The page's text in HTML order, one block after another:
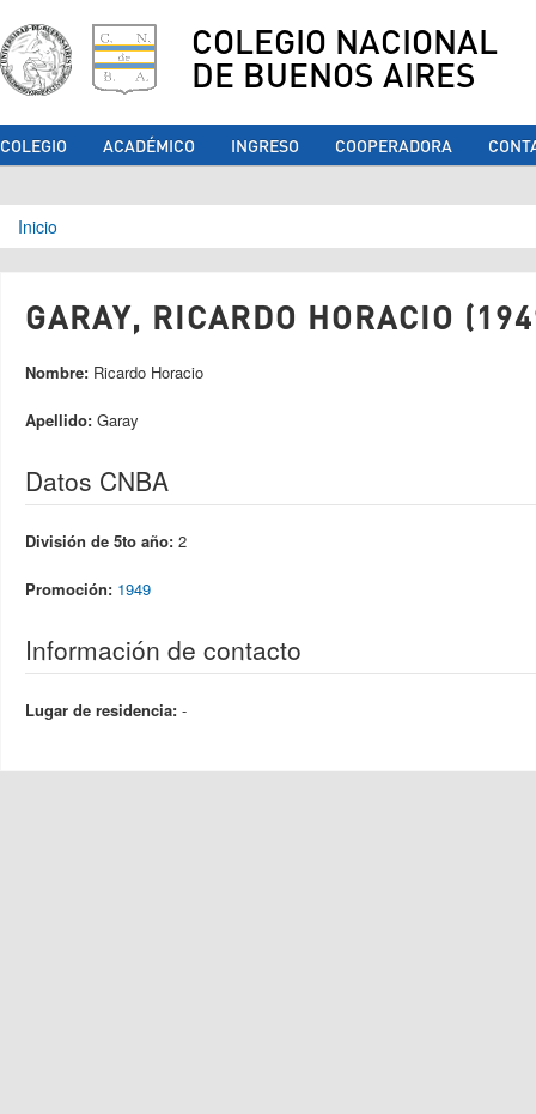
COLEGIO NACIONAL
DE BUENOS AIRES
COLEGIO ACADÉMICO INGRESO COOPERADORA
Se encuentra usted aquí
Inicio
GARAY, RICARDO HORACIO
Nombre: Ricardo Horacio
Apellido: Garay
Datos CNBA
División de 5to año: 2
Promoción: 1949
Información de contacto
Lugar de residencia: -